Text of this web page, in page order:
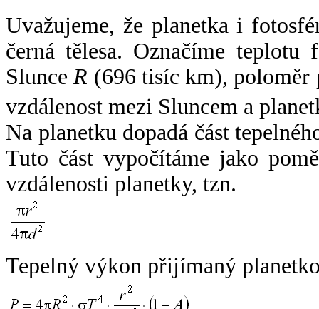
Uvažujeme, že planetka i
černá tělesa. Označíme
SlunceR (696 tisíc km),
vzdálenost mezi Sluncem a
Na planetku dopadá část
Tuto část vypočítáme jako
vzdálenosti planetky, tzn.
Tepelný výkon přijímaný